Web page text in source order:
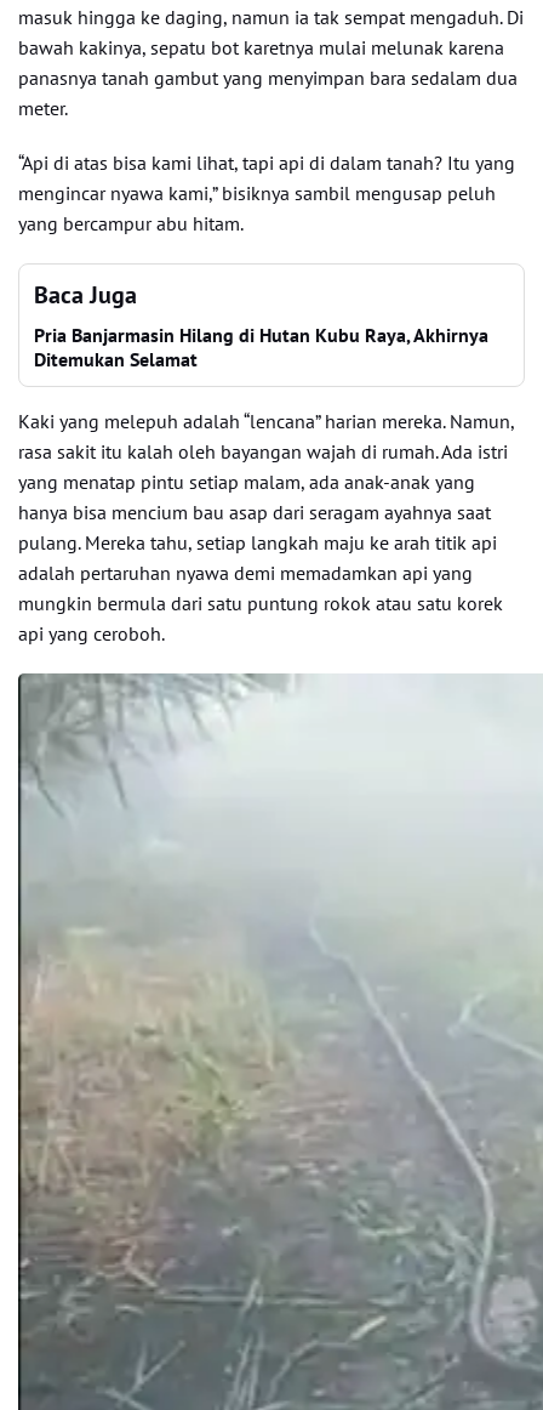
masuk hingga ke daging, namun ia tak sempat mengaduh. Di
bawah kakinya, sepatu bot karetnya mulai melunak karena
panasnya tanah gambut yang menyimpan bara sedalam dua
meter.
“Api di atas bisa kami lihat, tapi api di dalam tanah? Itu yang
mengincar nyawa kami,” bisiknya sambil mengusap peluh
yang bercampur abu hitam.
Baca Juga
Pria Banjarmasin Hilang di Hutan Kubu Raya, Akhirnya
Ditemukan Selamat
Kaki yang melepuh adalah “lencana” harian mereka. Namun,
rasa sakit itu kalah oleh bayangan wajah di rumah. Ada istri
yang menatap pintu setiap malam, ada anak-anak yang
hanya bisa mencium bau asap dari seragam ayahnya saat
pulang. Mereka tahu, setiap langkah maju ke arah titik api
adalah pertaruhan nyawa demi memadamkan api yang
mungkin bermula dari satu puntung rokok atau satu korek
api yang ceroboh.